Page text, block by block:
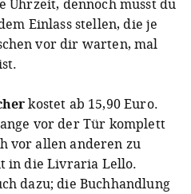
Uhrzeit, dennoch musst du
Einlass stellen, die je
vor dir warten, mal
kostet ab 15,90 Euro.
vor der Tür komplett
vor allen anderen zu
in die Livraria Lello.
dazu; die Buchhandlung